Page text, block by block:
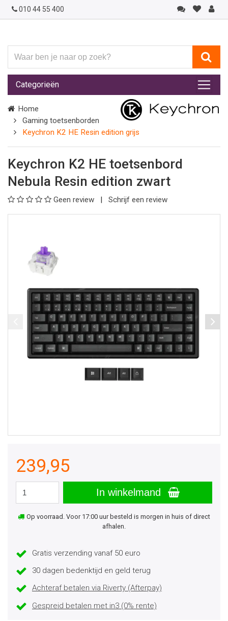
010 44 55 400
ben
je
naar
op
zoek?
Categorieën
Home
Gaming toetsenborden
Keychron K2 HE Resin edition grijs
Keychron K2 HE toetsenbord
Nebula Resin edition zwart
Geen review Schrijf een review
239,95
In winkelmand
Op voorraad. Voor 17:00 uur besteld is morgen in huis of direct
afhalen.
Gratis verzending vanaf 50 euro
30 dagen bedenktijd en geld terug
Achteraf betalen via Riverty (Afterpay)
Gespreid betalen met in3 (0% rente)